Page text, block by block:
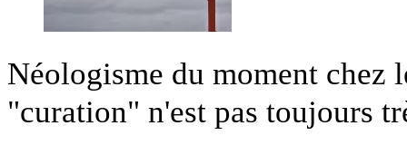
Néologisme du moment chez
"curation" n'est pas toujours